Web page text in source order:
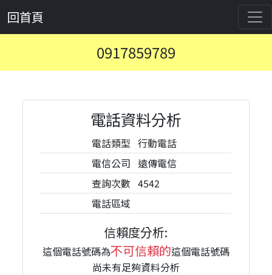
回首頁
0917859789
電話資料分析
電話類型 行動電話
電信公司 遠傳電信
查詢次數 4542
電話區域
信賴度分析:
這個電話號碼為不可信賴的這個電話號碼
尚未有足夠資料分析